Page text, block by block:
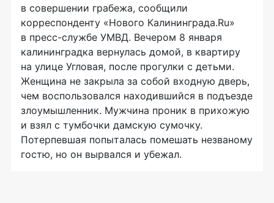
в совершении грабежа, сообщили
корреспонденту «Нового Калининграда.Ru»
в пресс-службе УМВД. Вечером 8 января
калининградка вернулась домой, в квартиру
на улице Угловая, после прогулки с детьми.
Женщина не закрыла за собой входную дверь,
чем воспользовался находившийся в подъезде
злоумышленник. Мужчина проник в прихожую
и взял с тумбочки дамскую сумочку.
Потерпевшая попыталась помешать незваному
гостю, но он вырвался и убежал.